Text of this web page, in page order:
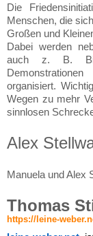
Die
Menschen, die
Großen und
Dabei werden
auch z. B.
organisiert.
Wegen zu mehr
sinnlosen
Alex
Manuela und Alex
Thomas
https://leine-